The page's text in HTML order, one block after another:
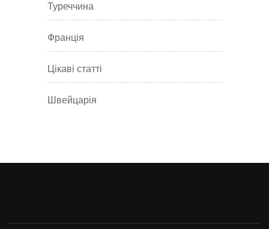
Туреччина
Франція
Цікаві статті
Швейцарія